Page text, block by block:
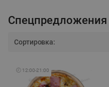
Спецпредложения
Сортировка:
🕘 12:00-21:00